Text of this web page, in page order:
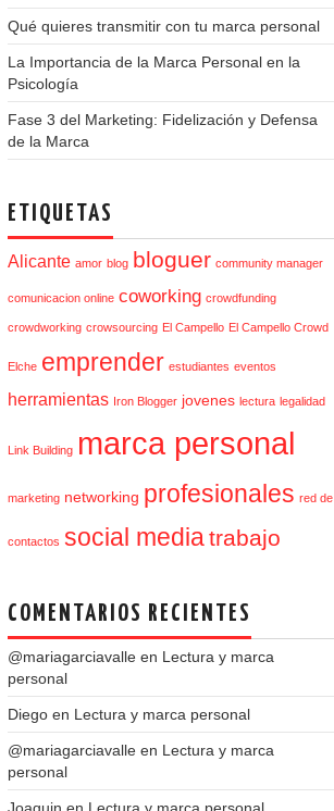
Qué quieres transmitir con tu marca personal
La Importancia de la Marca Personal en la
Psicología
Fase 3 del Marketing: Fidelización y Defensa
de la Marca
ETIQUETAS
Alicante amor blog bloguer community manager
comunicacion online coworking crowdfunding
crowdworking crowsourcing El Campello El Campello Crowd
Elche emprender estudiantes eventos
herramientas Iron Blogger jovenes lectura legalidad
Link Building marca personal
marketing networking profesionales red de
contactos social mediatrabajo
COMENTARIOS RECIENTES
@mariagarciavalle en Lectura y marca
personal
Diego en Lectura y marca personal
@mariagarciavalle en Lectura y marca
personal